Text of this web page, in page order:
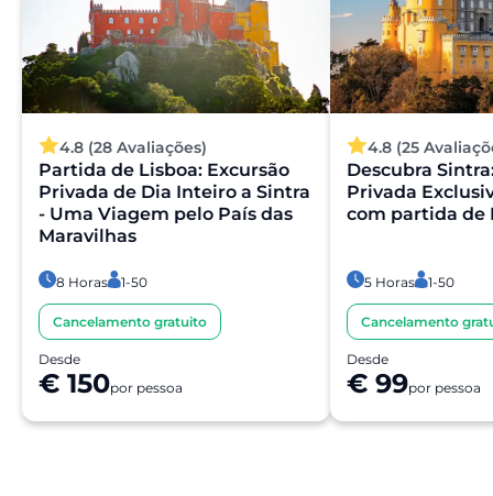
4.8 (28 Avaliações)
Partida de Lisboa: Excursão
Privada de Dia Inteiro a Sintra
- Uma Viagem pelo País das
Maravilhas
8 Horas 1-50
Cancelamento gratuito
Desde
€ 150por pessoa
4.8 (25
Descubra
Privada
com partida de
5 Horas 1-50
Cancelamento
Desde
€ 99por pessoa